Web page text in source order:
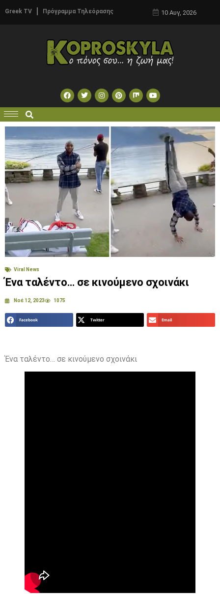
Greek TV Πρόγραμμα Τηλεόρασης 10 Αυγ, 2026
Viral News
Ένα ταλέντο… σε κινούμενο σχοινάκι
Νοέ 12, 2023 1075
Facebook Twitter Email
Ένα ταλέντο… σε κινούμενο σχοινάκι